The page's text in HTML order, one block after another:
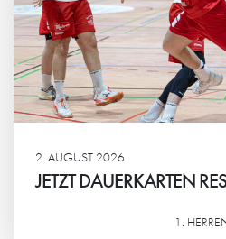
2. AUGUST 2026
JETZT DAUERKARTEN
1.